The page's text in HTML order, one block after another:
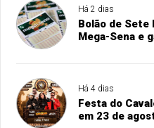
Há 2 dias
Bolão de Sete
Mega-Sena e
Há 4 dias
Festa do
em 23 de